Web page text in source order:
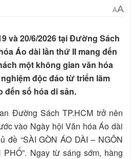
AA
và 20/6/2026 tại Đường Sách
Áo dài lần thứ II mang đến
một không gian văn hóa
độc đáo từ triển lãm
đến số hóa di sản.
Đường Sách TP.HCM trở nên
vào Ngày hội Văn hóa Áo dài
đề “SÀI GÒN ÁO DÀI – NGÔN
Ngay từ sáng sớm, hàng